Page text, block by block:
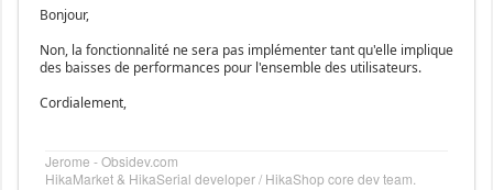
Bonjour,
Non, la fonctionnalité ne sera pas implémenter tant qu'elle implique
des baisses de performances pour l'ensemble des utilisateurs.
Cordialement,
Jerome - Obsidev.com
HikaMarket & HikaSerial developer / HikaShop core dev team.